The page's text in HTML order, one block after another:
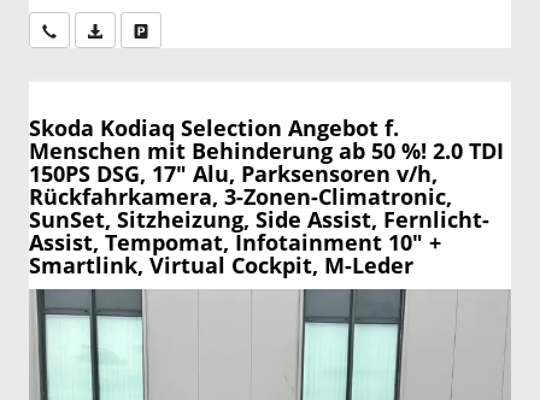
Wir rufen Sie anPDF-Datei, Fahrzeugexposé drucken
Skoda Kodiaq Selection Angebot f.
Menschen mit Behinderung ab 50 %! 2.0 TDI
150PS DSG, 17" Alu, Parksensoren v/h,
Rückfahrkamera, 3-Zonen-Climatronic,
SunSet, Sitzheizung, Side Assist, Fernlicht-
Assist, Tempomat, Infotainment 10" +
Smartlink, Virtual Cockpit, M-Leder